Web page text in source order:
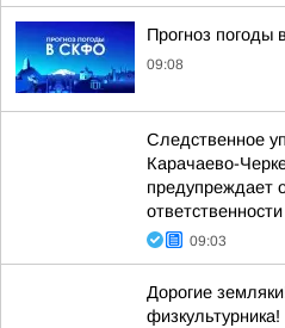
Прогноз погоды
09:08
Следственное
Карачаево-
предупреждает
09:03
Дорогие